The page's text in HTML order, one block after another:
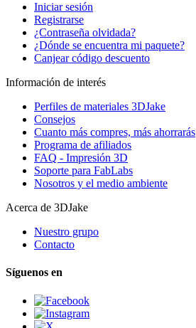
Iniciar sesión
Registrarse
¿Contraseña olvidada?
¿Dónde se encuentra mi paquete?
Canjear código descuento
Información de interés
Perfiles de materiales 3DJake
Consejos
Cuanto más compres, más ahorrarás
Programa de afiliados
FAQ - Impresión 3D
Soporte para FabLabs
Nosotros y el medio ambiente
Acerca de 3DJake
Nuestro grupo
Contacto
Síguenos en